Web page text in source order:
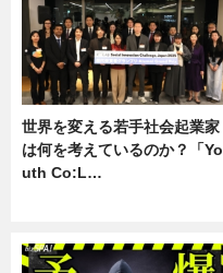
世界を変える若手社会起業家
は何を考えているのか？「Yo
uth Co:L…